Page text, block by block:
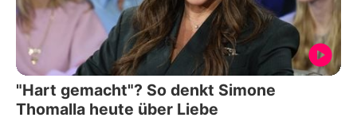
"Hart gemacht"? So denkt Simone
Thomalla heute über Liebe